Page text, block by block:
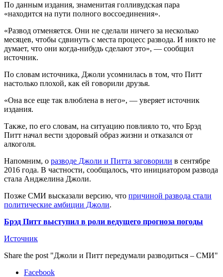
По данным издания, знаменитая голливудская пара
«находится на пути полного воссоединения».
«Развод отменяется. Они не сделали ничего за несколько
месяцев, чтобы сдвинуть с места процесс развода. И никто не
думает, что они когда-нибудь сделают это», — сообщил
источник.
По словам источника, Джоли усомнилась в том, что Питт
настолько плохой, как ей говорили друзья.
«Она все еще так влюблена в него», — уверяет источник
издания.
Также, по его словам, на ситуацию повлияло то, что Брэд
Питт начал вести здоровый образ жизни и отказался от
алкоголя.
Напомним, о разводе Джоли и Питта заговорили в сентябре
2016 года. В частности, сообщалось, что инициатором развода
стала Анджелина Джоли.
Позже СМИ высказали версию, что причиной развода стали
политические амбиции Джоли.
Брэд Питт выступил в роли ведущего прогноза погоды
Источник
Share the post "Джоли и Питт передумали разводиться – СМИ"
Facebook